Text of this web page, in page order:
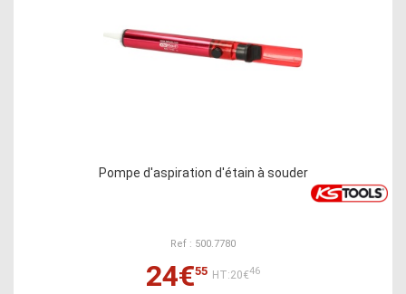
Pompe d'aspiration d'étain à souder
Ref : 500.7780
24€55 HT:20€46